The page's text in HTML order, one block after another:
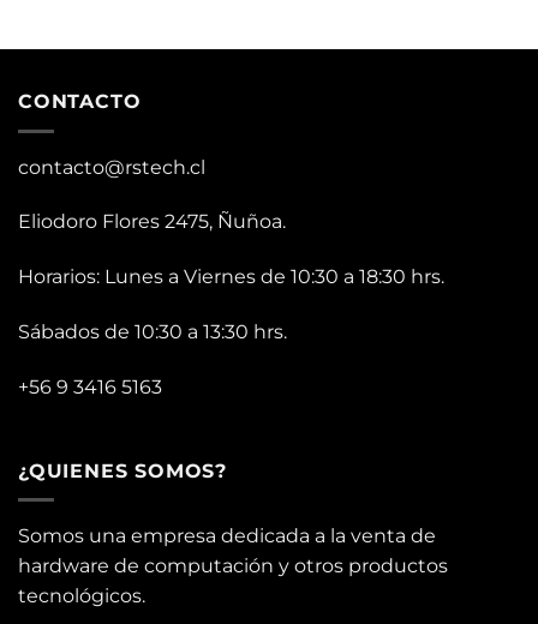
CONTACTO
contacto@rstech.cl
Eliodoro Flores 2475, Ñuñoa.
Horarios: Lunes a Viernes de 10:30 a 18:30 hrs.
Sábados de 10:30 a 13:30 hrs.
+56 9 3416 5163
¿QUIENES SOMOS?
Somos una empresa dedicada a la venta de
hardware de computación y otros productos
tecnológicos.